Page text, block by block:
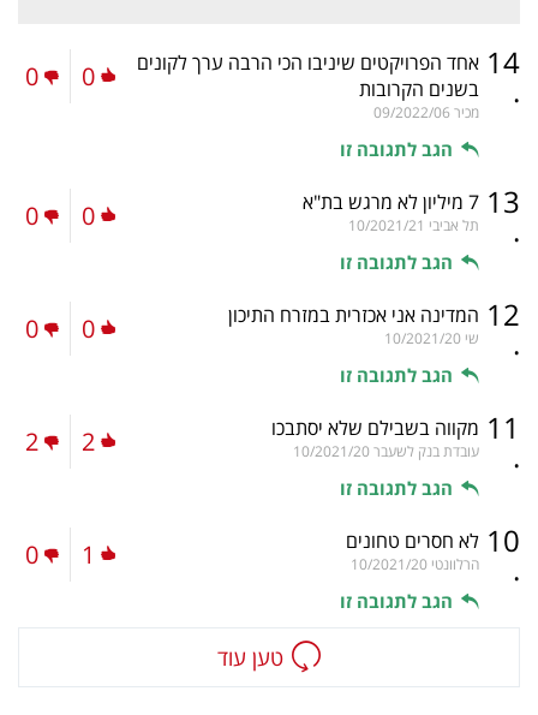
14
.
אחד הפרויקטים שיניבו הכי הרבה ערך לקונים
בשנים הקרובות
מכיר 09/2022/06
הגב לתגובה זו
0
0
13
.
7 מיליון לא מרגש בת"א
תל אביבי 10/2021/21
הגב לתגובה זו
0
0
12
.
המדינה אני אכזרית במזרח התיכון
שי 10/2021/20
הגב לתגובה זו
0
0
11
.
מקווה בשבילם שלא יסתבכו
עובדת בנק לשעבר 10/2021/20
הגב לתגובה זו
2
2
10
.
לא חסרים טחונים
הרלוונטי 10/2021/20
הגב לתגובה זו
1
0
טען עוד